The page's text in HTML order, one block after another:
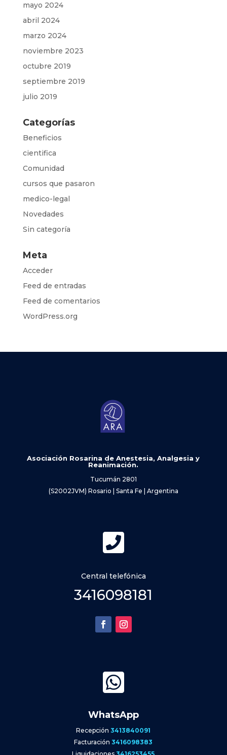
mayo 2024
abril 2024
marzo 2024
noviembre 2023
octubre 2019
septiembre 2019
julio 2019
Categorías
Beneficios
cientifica
Comunidad
cursos que pasaron
medico-legal
Novedades
Sin categoría
Meta
Acceder
Feed de entradas
Feed de comentarios
WordPress.org
Asociación Rosarina de Anestesia, Analgesia y
Reanimación.
Tucumán 2801
(S2002JVM) Rosario | Santa Fe | Argentina

Central telefónica
3416098181

WhatsApp
Recepción3413840091
Facturación3416098383